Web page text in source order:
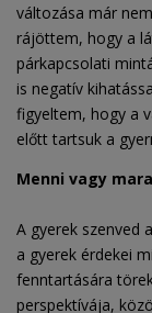
változása már
rájöttem, hogy a
párkapcsolati
is negatív
figyeltem, hogy a
előtt tartsuk a
Menni vagy
A gyerek szenved
a gyerek érdekei
fenntartására
perspektívája,